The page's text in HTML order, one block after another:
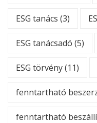
ESG tanács (3)
ESG tanácsadó (5)
ESG törvény(11)
fenntartható
fenntartható